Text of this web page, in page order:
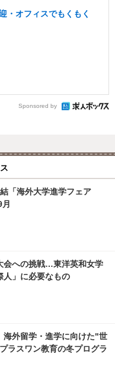
・オフィスでもくもく
Sponsored by
「海外大学進学フェア
会への挑戦…東洋英和女学
人」に必要なもの
海外留学・進学に向けた"世
ラスワン教育の冬プログラ